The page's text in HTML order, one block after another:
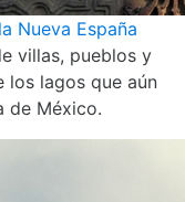
Nueva España
villas, pueblos y
los lagos que aún
de México.